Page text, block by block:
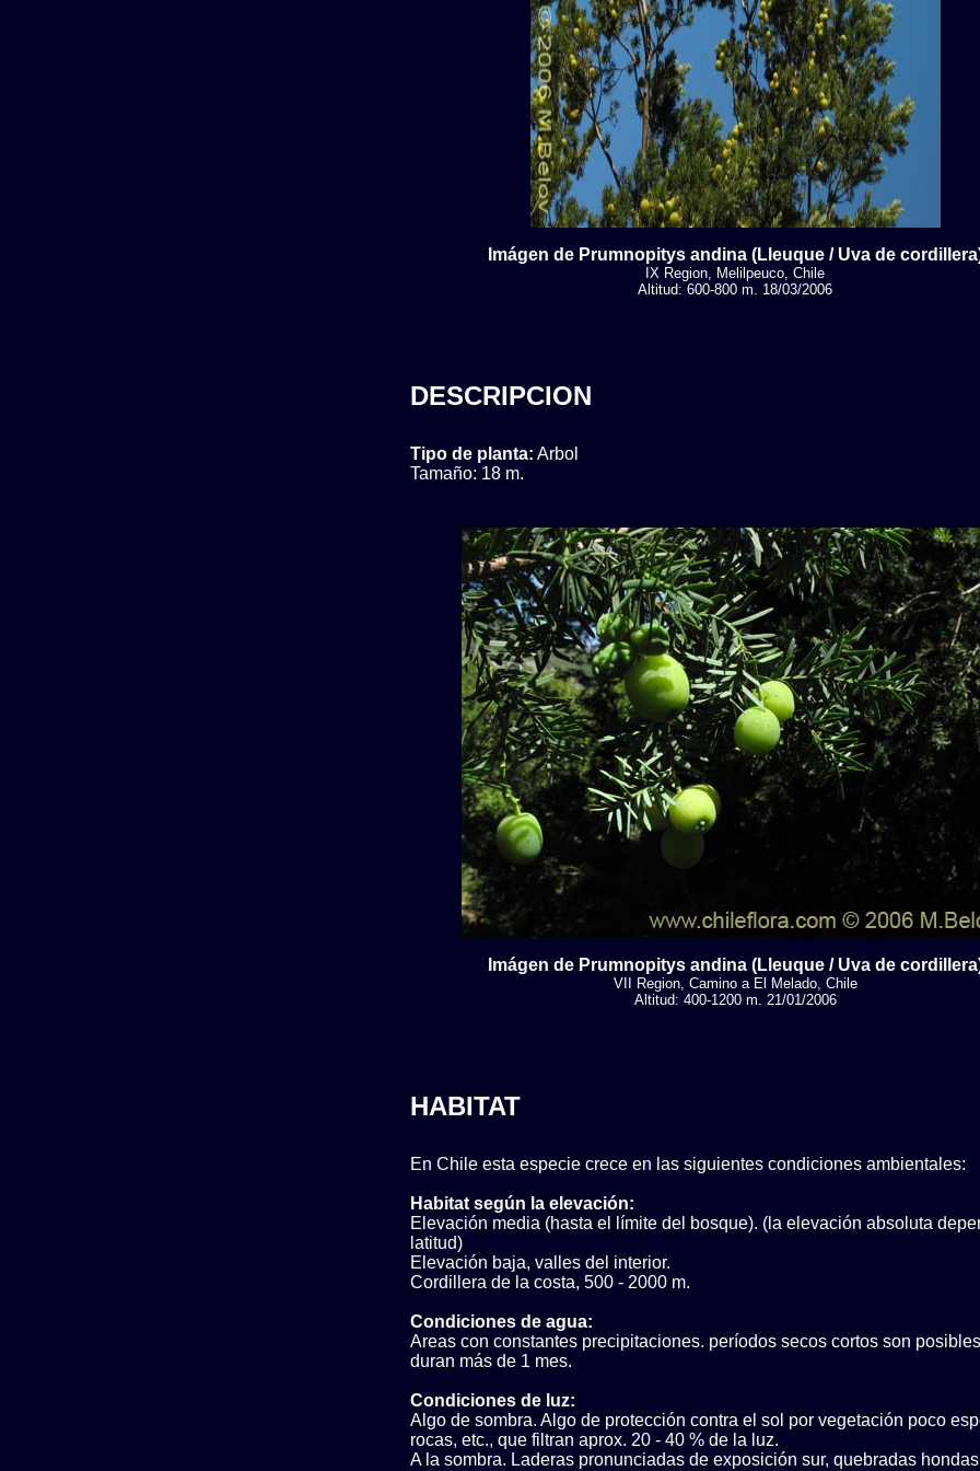
Imágen de Prumnopitys andina (Lleuque / Uva de
IX Region, Melilpeuco, Chile
Altitud: 600-800 m. 18/03/2006
DESCRIPCION
Tipo de planta: Arbol
Tamaño: 18 m.
Imágen de Prumnopitys andina (Lleuque / Uva de
VII Region, Camino a El Melado, Chile
Altitud: 400-1200 m. 21/01/2006
HABITAT
En Chile esta especie crece en las siguientes condiciones ambientales:
Habitat según la elevación:
Elevación media (hasta el límite del bosque). (la elevación absoluta
latitud)
Elevación baja, valles del interior.
Cordillera de la costa, 500 - 2000 m.
Condiciones de agua:
Areas con constantes precipitaciones. períodos secos cortos son
duran más de 1 mes.
Condiciones de luz:
Algo de sombra. Algo de protección contra el sol por vegetación poco
rocas, etc., que filtran aprox. 20 - 40 % de la luz.
A la sombra. Laderas pronunciadas de exposición sur, quebradas